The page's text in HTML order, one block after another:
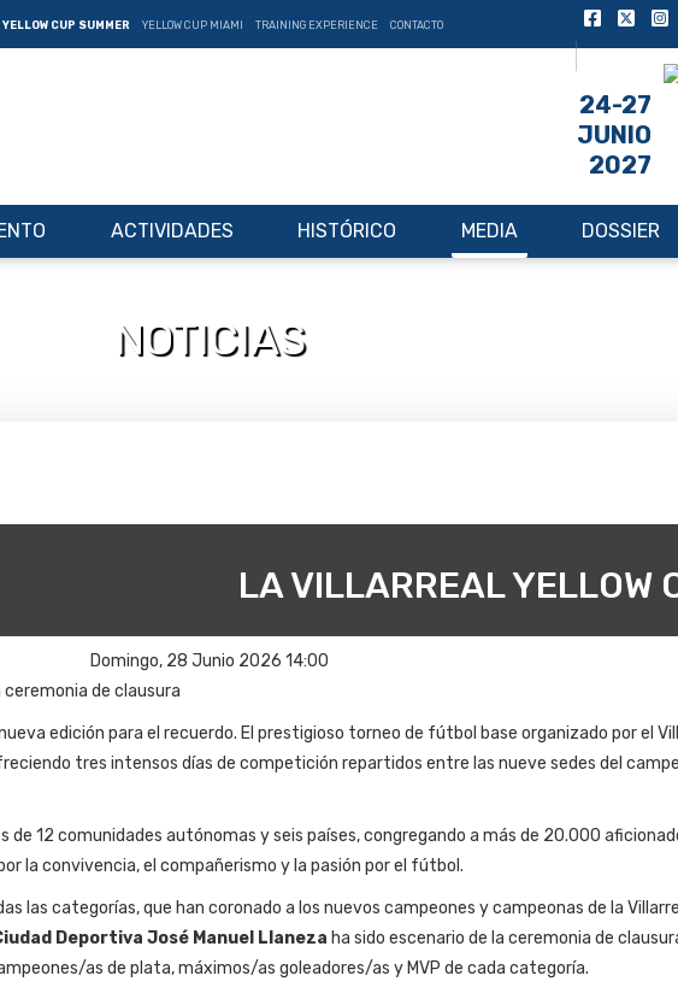
YELLOW CUP SUMMER YELLOW CUP MIAMI TRAINING EXPERIENCE CONTACTO
24-27
JUNIO
2027
ACTIVIDADES HISTÓRICO MEDIA DOSSIER
NOTICIAS
LA VILLARREAL YELLOW
Domingo, 28 Junio 2026 14:00
ceremonia de clausura
edición para el recuerdo. El prestigioso torneo de fútbol base organizado por el
tres intensos días de competición repartidos entre las nueve sedes del
de 12 comunidades autónomas y seis países, congregando a más de 20.000
la convivencia, el compañerismo y la pasión por el fútbol.
las categorías, que han coronado a los nuevos campeones y campeonas de la
Deportiva José Manuel Llaneza ha sido escenario de la ceremonia de
as de plata, máximos/as goleadores/as y MVP de cada categoría.